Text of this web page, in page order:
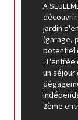
A
découvrir
jardin
(garage,
potentiel
:
un séjour
2ème